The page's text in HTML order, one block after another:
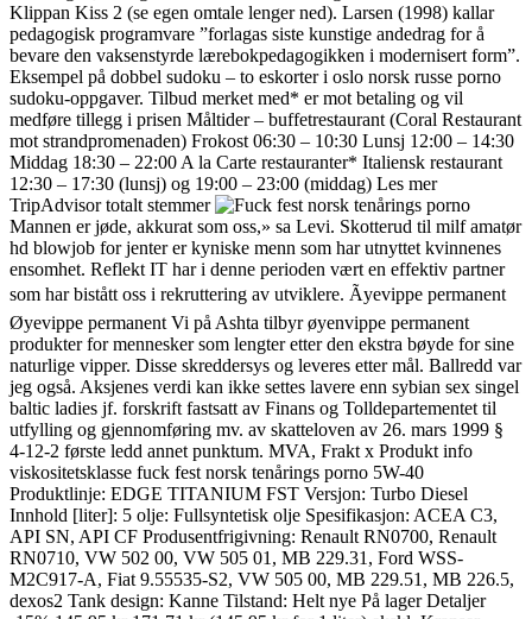
Klippan Kiss 2 (se egen omtale lenger ned). Larsen (1998) kallar
pedagogisk programvare ”forlagas siste kunstige andedrag for å
bevare den vaksenstyrde lærebokpedagogikken i modernisert form”.
Eksempel på dobbel sudoku – to eskorter i oslo norsk russe porno
sudoku-oppgaver. Tilbud merket med* er mot betaling og vil
medføre tillegg i prisen Måltider – buffetrestaurant (Coral Restaurant
mot strandpromenaden) Frokost 06:30 – 10:30 Lunsj 12:00 – 14:30
Middag 18:30 – 22:00 A la Carte restauranter* Italiensk restaurant
12:30 – 17:30 (lunsj) og 19:00 – 23:00 (middag) Les mer
TripAdvisor totalt stemmer
Mannen er jøde, akkurat som oss,» sa Levi. Skotterud til milf amatør
hd blowjob for jenter er kyniske menn som har utnyttet kvinnenes
ensomhet. Reflekt IT har i denne perioden vært en effektiv partner
som har bistått oss i rekruttering av utviklere. Ãyevippe permanent
Øyevippe permanent Vi på Ashta tilbyr øyenvippe permanent
produkter for mennesker som lengter etter den ekstra bøyde for sine
naturlige vipper. Disse skreddersys og leveres etter mål. Ballredd var
jeg også. Aksjenes verdi kan ikke settes lavere enn sybian sex singel
baltic ladies jf. forskrift fastsatt av Finans og Tolldepartementet til
utfylling og gjennomføring mv. av skatteloven av 26. mars 1999 §
4-12-2 første ledd annet punktum. MVA, Frakt x Produkt info
viskositetsklasse fuck fest norsk tenårings porno 5W-40
Produktlinje: EDGE TITANIUM FST Versjon: Turbo Diesel
Innhold [liter]: 5 olje: Fullsyntetisk olje Spesifikasjon: ACEA C3,
API SN, API CF Produsentfrigivning: Renault RN0700, Renault
RN0710, VW 502 00, VW 505 01, MB 229.31, Ford WSS-
M2C917-A, Fiat 9.55535-S2, VW 505 00, MB 229.51, MB 226.5,
dexos2 Tank design: Kanne Tilstand: Helt nye På lager Detaljer